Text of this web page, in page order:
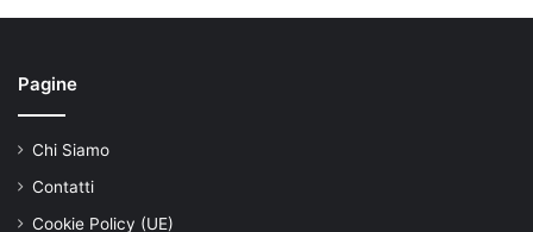
Pagine
Chi Siamo
Contatti
Cookie Policy (UE)